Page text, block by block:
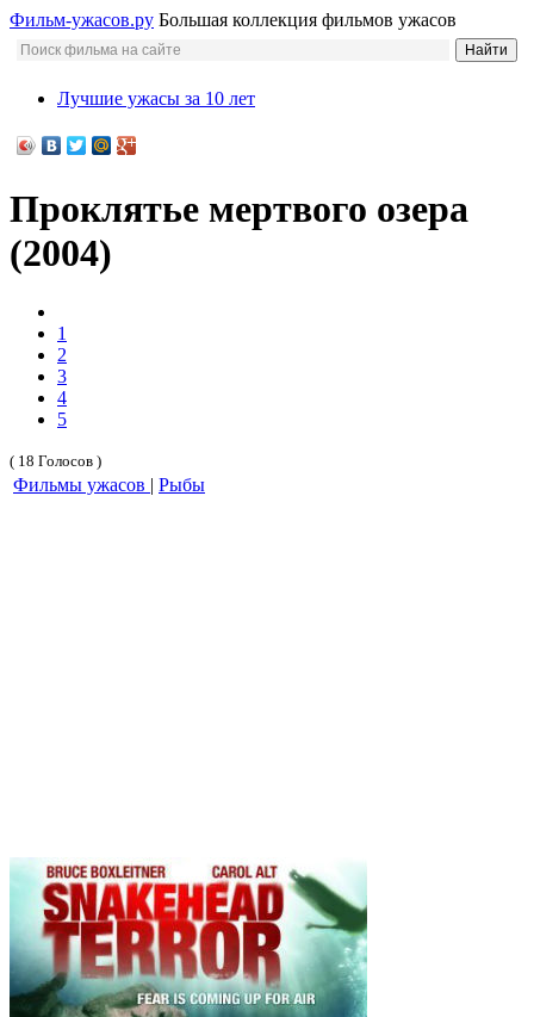
Фильм-ужасов.ру Большая коллекция фильмов ужасов
Лучшие ужасы за 10 лет
Проклятье мертвого озера
(2004)
1
2
3
4
5
( 18 Голосов )
Фильмы ужасов | Рыбы